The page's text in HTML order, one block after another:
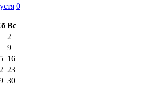
0
Вс
2
9
16
23
30